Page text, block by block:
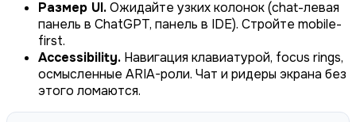
Размер UI.Ожидайте узких колонок (chat-левая
панель в ChatGPT, панель в IDE). Стройте mobile-
first.
Accessibility. Навигация клавиатурой, focus rings,
осмысленные ARIA-роли. Чат и ридеры экрана без
этого ломаются.